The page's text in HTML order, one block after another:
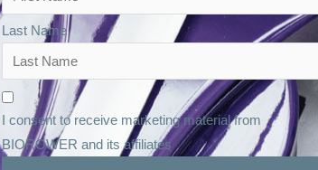
Last Name
I consent to receive marketing material from
BIOROWER and its affiliates